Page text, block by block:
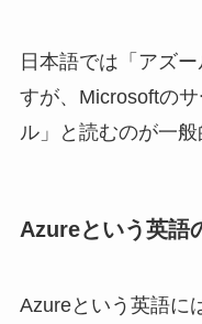
日本語では「アズ
すが、Microsoftの
ル」と読むのが一般
Azureという英語
Azureという英語に